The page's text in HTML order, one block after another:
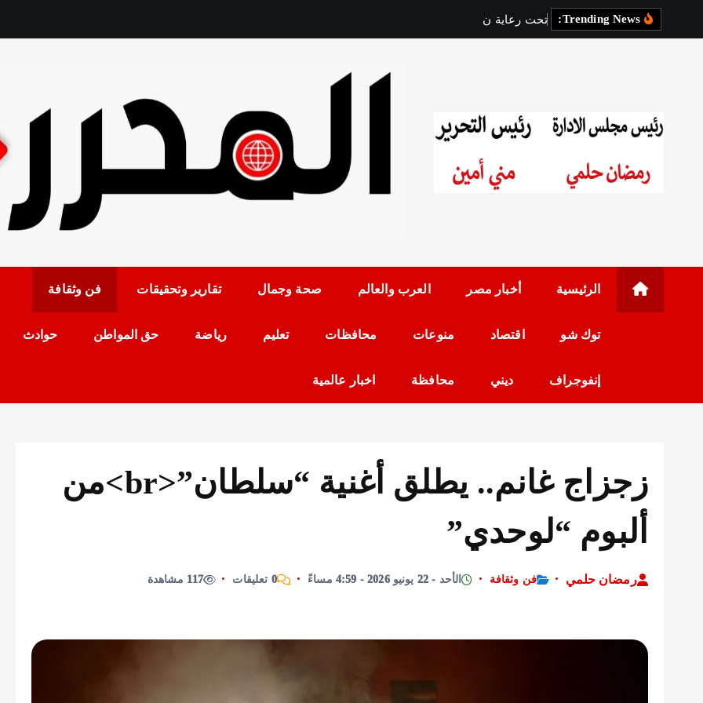
م
تحت ر عاية نائ
رئيس مجلس الإدارة: رمضان حلمي رئيس
الرئيسية أخبار مصر العرب والعالم صحة وجمال تقارير وتحقيقات فن وثقافة
توك شو اقتصاد منوعات محافظات تعليم رياضة حق المواطن حوادث
إنفوجراف ديني محافظة اخبار عالمية
زجزاج غانم.. يطلق أغنية “سلطان”<br>من
ألبوم “لوحدي”
رمضان حلمي فن وثقافة الأحد - 22 يونيو 2026 - 4:59 مساءً 0 تعليقات 117 مشاهدة